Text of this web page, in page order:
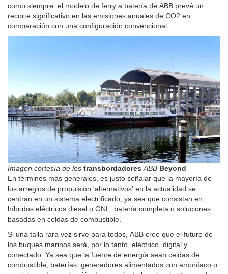
como siempre: el modelo de ferry a batería de ABB prevé un
recorte significativo en las emisiones anuales de CO2 en
comparación con una configuración convencional.
Imagen cortesía de los transbordadores ABB Beyond
En términos más generales, es justo señalar que la mayoría de
los arreglos de propulsión 'alternativos' en la actualidad se
centran en un sistema electrificado, ya sea que consistan en
híbridos eléctricos diesel o GNL, batería completa o soluciones
basadas en celdas de combustible.
Si una talla rara vez sirve para todos, ABB cree que el futuro de
los buques marinos será, por lo tanto, eléctrico, digital y
conectado. Ya sea que la fuente de energía sean celdas de
combustible, baterías, generadores alimentados con amoníaco o